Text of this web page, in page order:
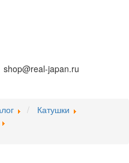
shop@real-japan.ru
Катушки